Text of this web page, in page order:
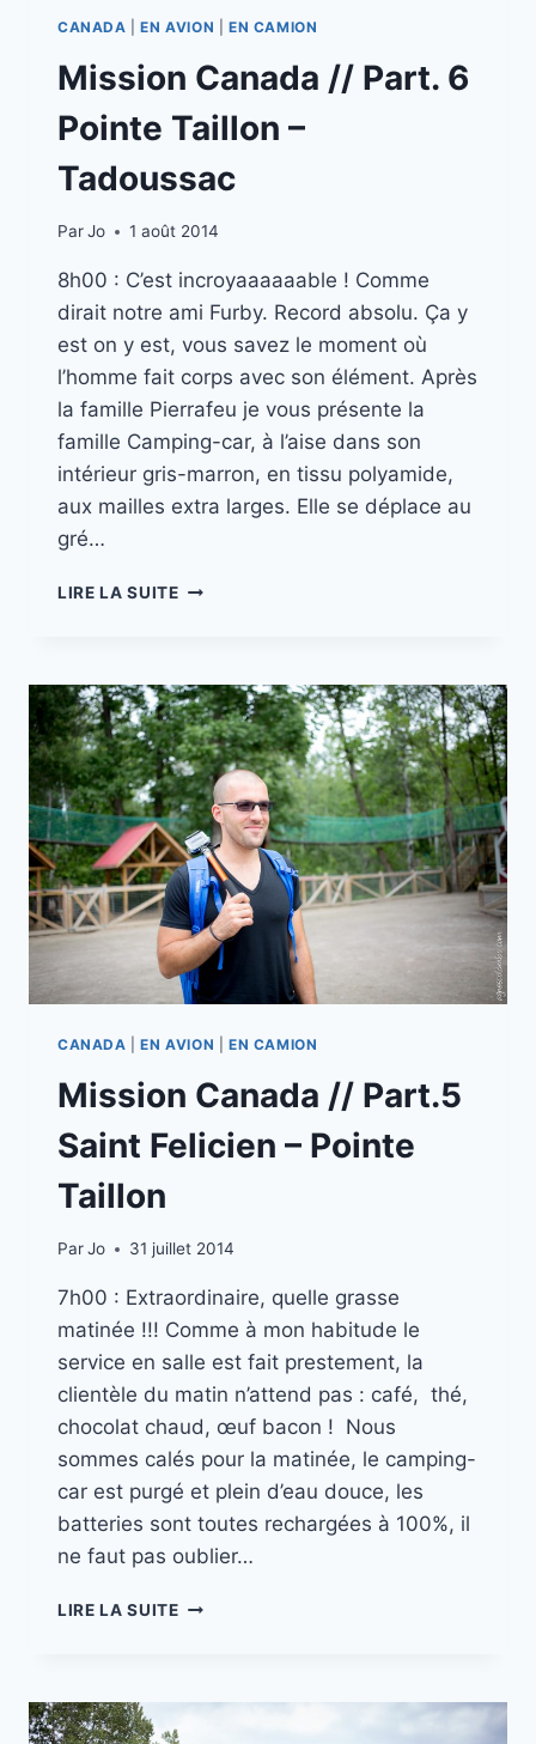
CANADA |EN AVION EN CAMION
Mission Canada // Part. 6
Pointe Taillon –
Tadoussac
ParJo 1 août 2014
8h00 : C’est incroyaaaaaable ! Comme
dirait notre ami Furby. Record absolu. Ça y
est on y est, vous savez le moment où
l’homme fait corps avec son élément. Après
la famille Pierrafeu je vous présente la
famille Camping-car, à l’aise dans son
intérieur gris-marron, en tissu polyamide,
aux mailles extra larges. Elle se déplace au
gré…
LIRE LA SUITEMISSION
6
POINTE
TAILLON
–
TADOUSSAC
CANADA |EN AVION EN CAMION
Mission Canada // Part.5
Saint Felicien – Pointe
Taillon
ParJo 31 juillet 2014
7h00 : Extraordinaire, quelle grasse
matinée !!! Comme à mon habitude le
service en salle est fait prestement, la
clientèle du matin n’attend pas : café, thé,
chocolat chaud, œuf bacon ! Nous
sommes calés pour la matinée, le camping-
car est purgé et plein d’eau douce, les
batteries sont toutes rechargées à 100%, il
ne faut pas oublier…
LIRE LA SUITEMISSION
SAINT
FELICIEN